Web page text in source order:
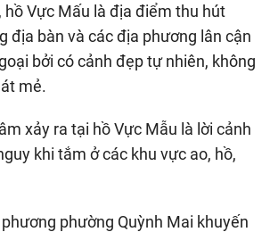
hồ Vực Mấu là địa điểm thu hút
địa bàn và các địa phương lân cận
bởi có cảnh đẹp tự nhiên, không
mẻ.
xảy ra tại hồ Vực Mẫu là lời cảnh
khi tắm ở các khu vực ao, hồ,
phường Quỳnh Mai khuyến